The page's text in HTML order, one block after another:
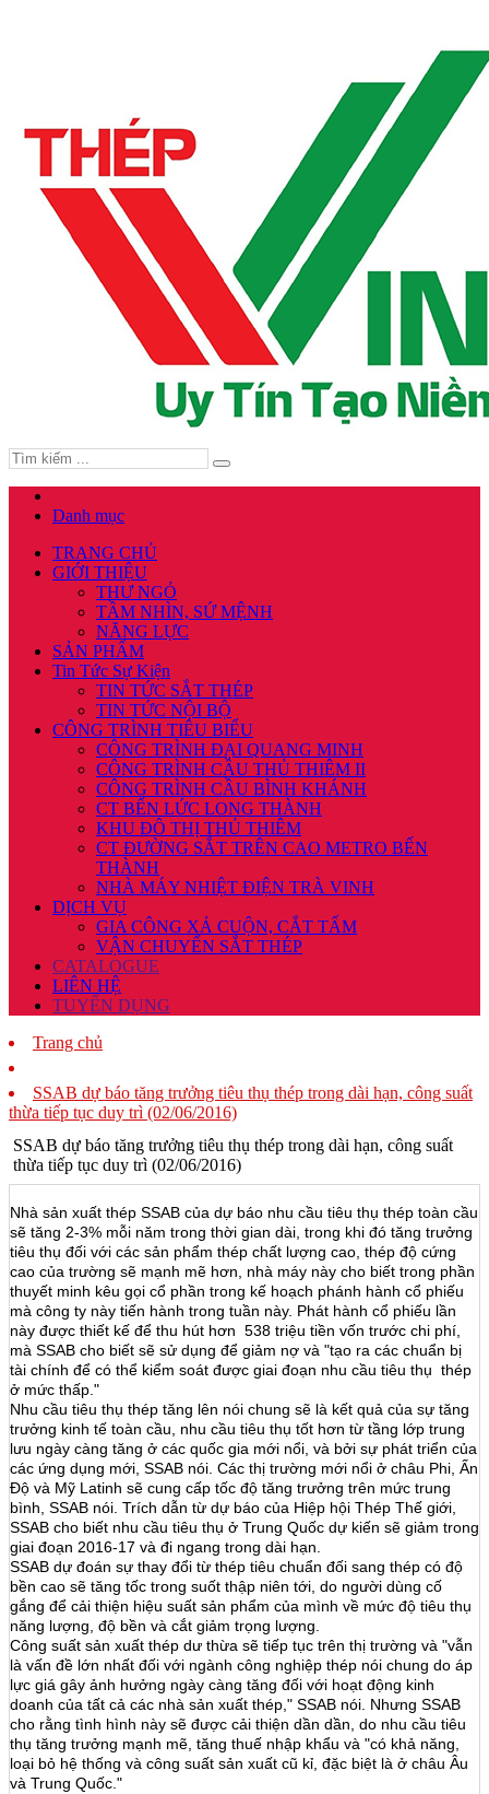
Danh mục
TRANG CHỦ
GIỚI THIỆU
THƯ NGỎ
TẦM NHÌN, SỨ MỆNH
NĂNG LỰC
SẢN PHẨM
Tin Tức Sự Kiện
TIN TỨC SẮT THÉP
TIN TỨC NỘI BỘ
CÔNG TRÌNH TIÊU BIỂU
CÔNG TRÌNH ĐẠI QUANG MINH
CÔNG TRÌNH CẦU THỦ THIÊM II
CÔNG TRÌNH CẦU BÌNH KHÁNH
CT BẾN LỨC LONG THÀNH
KHU ĐÔ THỊ THỦ THIÊM
CT ĐƯỜNG SẮT TRÊN CAO METRO BẾN
THÀNH
NHÀ MÁY NHIỆT ĐIỆN TRÀ VINH
DỊCH VỤ
GIA CÔNG XẢ CUỘN, CẮT TẤM
VẬN CHUYỂN SẮT THÉP
CATALOGUE
LIÊN HỆ
TUYỂN DỤNG
Trang chủ
SSAB dự báo tăng trưởng tiêu thụ thép trong dài hạn, công suất
thừa tiếp tục duy trì (02/06/2016)
SSAB dự báo tăng trưởng tiêu thụ thép trong dài hạn, công suất
thừa tiếp tục duy trì (02/06/2016)
Nhà sản xuất thép SSAB của dự báo ​​nhu cầu tiêu thụ thép toàn cầu
sẽ tăng 2-3% mỗi năm trong thời gian dài, trong khi đó tăng trưởng
tiêu thụ đối với các sản phẩm thép chất lượng cao, thép độ cứng
cao của trường sẽ mạnh mẽ hơn, nhà máy này cho biết trong phần
thuyết minh kêu gọi cổ phần trong kế hoạch phánh hành cổ phiếu
mà công ty này tiến hành trong tuần này. Phát hành cổ phiếu lần
này được thiết kế để thu hút hơn 538 triệu tiền vốn trước chi phí,
mà SSAB cho biết sẽ sử dụng để giảm nợ và "tạo ra các chuẩn bị
tài chính để có thể kiểm soát được giai đoạn nhu cầu tiêu thụ thép
ở mức thấp."
Nhu cầu tiêu thụ thép tăng lên nói chung sẽ là kết quả của sự tăng
trưởng kinh tế toàn cầu, nhu cầu tiêu thụ tốt hơn từ tầng lớp trung
lưu ngày càng tăng ở các quốc gia mới nổi, và bởi sự phát triển của
các ứng dụng mới, SSAB nói. Các thị trường mới nổi ở châu Phi, Ấn
Độ và Mỹ Latinh sẽ cung cấp tốc độ tăng trưởng trên mức trung
bình, SSAB nói. Trích dẫn từ dự báo của Hiệp hội Thép Thế giới,
SSAB cho biết nhu cầu tiêu thụ ở Trung Quốc dự kiến ​​sẽ giảm trong
giai đoạn 2016-17 và đi ngang trong dài hạn.
SSAB dự đoán sự thay đổi từ thép tiêu chuẩn đối sang thép có độ
bền cao sẽ tăng tốc trong suốt thập niên tới, do người dùng cố
gắng để cải thiện hiệu suất sản phẩm của mình về mức độ tiêu thụ
năng lượng, độ bền và cắt giảm trọng lượng.
Công suất sản xuất thép dư thừa sẽ tiếp tục trên thị trường và "vẫn
là vấn đề lớn nhất đối với ngành công nghiệp thép nói chung do áp
lực giá gây ảnh hưởng ngày càng tăng đối với hoạt động kinh
doanh của tất cả các nhà sản xuất thép," SSAB nói. Nhưng SSAB
cho rằng tình hình này sẽ được cải thiện dần dần, do nhu cầu tiêu
thụ tăng trưởng mạnh mẽ, tăng thuế nhập khẩu và "có khả năng,
loại bỏ hệ thống và công suất sản xuất cũ kỉ, đặc biệt là ở châu Âu
và Trung Quốc."